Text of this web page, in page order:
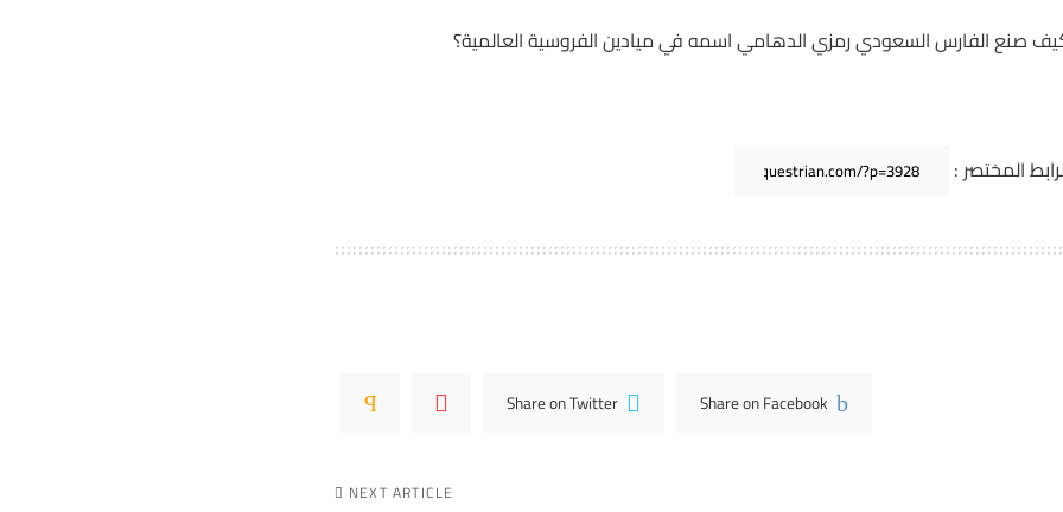
صنع الفارس السعودي رمزي الدهامي اسمه في ميادين الفروسية العالمية؟
المختصر :
Share on Facebook
Share on Twitter
NEXT ARTICLE